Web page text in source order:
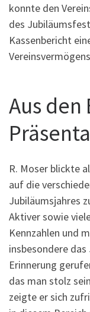
konnte den
des
Kassenbericht
Aus
R. Moser blickte
auf die
Jubiläumsjahres
Aktiver sowie
Kennzahlen und
insbesondere
Erinnerung
das man stolz
zeigte er sich